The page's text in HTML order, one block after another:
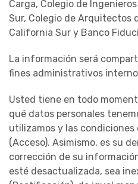
Carga, Colegio de
Sur, Colegio de Arquitectos
California Sur y Banco
La información será
fines administrativos
Usted tiene en todo
qué datos personales
utilizamos y las condiciones
(Acceso). Asimismo, es su
corrección de su
esté desactualizada, sea